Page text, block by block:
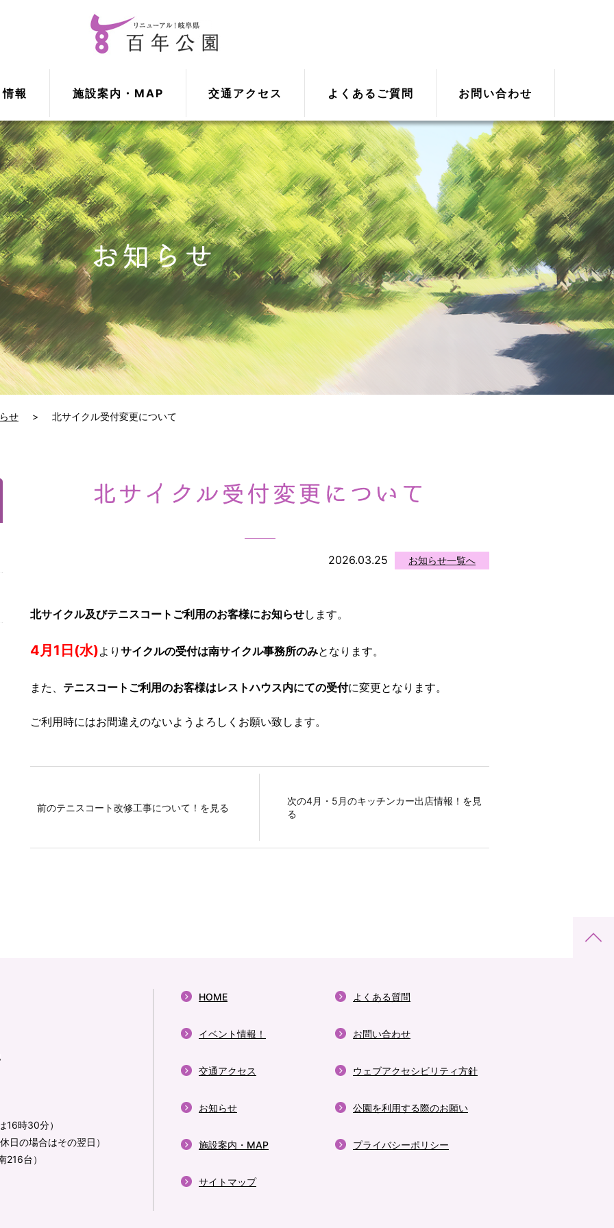
報 施設案内・MAP 交通アクセス よくあるご質問 お問い合わせ
お知らせ
せ 北サイクル受付変更について
北サイクル受付変更について
2026.03.25 お知らせ一覧へ
北サイクル及びテニスコートご利用のお客様にお知らせします。
4月1日(水)より サイクルの受付は南サイクル事務所のみとなります。
また、 テニスコートご利用のお客様はレストハウス内にての受付に変更となります。
ご利用時にはお間違えのないようよろしくお願い致します。
前のテニスコート改修工事について！を見る
次の4月・5月のキッチンカー出店情報！を見
る
16時30分）
日の場合はその翌日）
216台）
HOME よくある質問
イベント情報！ お問い合わせ
交通アクセス ウェブアクセシビリティ方針
お知らせ 公園を利用する際のお願い
施設案内・MAP プライバシーポリシー
サイトマップ